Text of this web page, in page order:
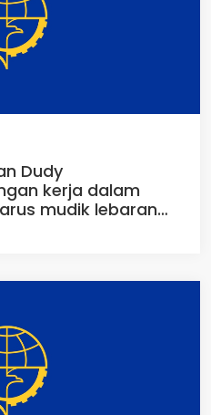
Dudy
kerja dalam
mudik lebaran